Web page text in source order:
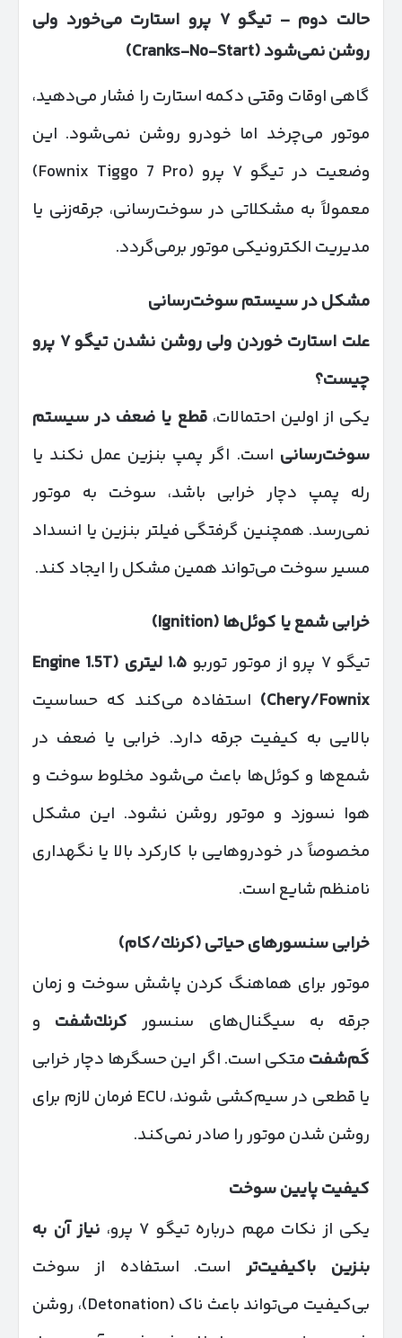
حالت دوم– تیگو۷ پرو استارت می‌خورد ولی
روشن نمی‌شود(Cranks-No-Start)
گاهی اوقات وقتی دکمه استارت را فشار می‌دهید،
موتور می‌چرخد اما خودرو روشن نمی‌شود. این
وضعیت در تیگو ۷ پرو (Fownix Tiggo 7 Pro)
معمولاً به مشکلاتی در سوخت‌رسانی، جرقه‌زنی یا
مدیریت الکترونیکی موتور برمی‌گردد.
مشکل در سیستم سوخت‌رسانی
علت استارت خوردن ولی روشن نشدن تیگو۷ پرو
چیست؟
یکی از اولین احتمالات،قطع یا ضعف در سیستم
سوخت‌رسانی است. اگر پمپ بنزین عمل نکند یا
رله پمپ دچار خرابی باشد، سوخت به موتور
نمی‌رسد. همچنین گرفتگی فیلتر بنزین یا انسداد
مسیر سوخت می‌تواند همین مشکل را ایجاد کند.
خرابی شمع یا کوئل‌ها (Ignition)
تیگو ۷ پرو از موتور توربو
۱.۵ لیتری (Engine 1.5T
Chery/Fownix)
استفاده می‌کند که حساسیت
بالایی به کیفیت جرقه دارد. خرابی یا ضعف در
شمع‌ها و کوئل‌ها باعث می‌شود مخلوط سوخت و
هوا نسوزد و موتور روشن نشود. این مشکل
مخصوصاً در خودروهایی با کارکرد بالا یا نگهداری
نامنظم شایع است.
خرابی سنسورهای حیاتی (کرنك/كام)
موتور برای هماهنگ کردن پاشش سوخت و زمان
جرقه به سیگنال‌های سنسور کرنك‌شفت و
کَم‌شفت متکی است. اگر این حسگرها دچار خرابی
یا قطعی در سیم‌کشی شوند، ECU فرمان لازم برای
روشن شدن موتور را صادر نمی‌کند.
کیفیت پایین سوخت
یکی از نکات مهم درباره تیگو ۷ پرو،
نیاز آن به
بنزین باکیفیت‌تراست. استفاده از سوخت
بی‌کیفیت می‌تواند باعث ناک (Detonation)، روشن